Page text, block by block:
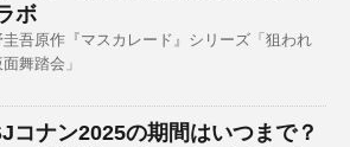
ボ
圭吾原作『マスカレード』シリーズ「狙われ
舞踏会」
コナン2025の期間はいつまで？